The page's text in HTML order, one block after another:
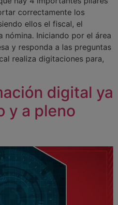
correctamente los
ellos el fiscal, el
nómina. Iniciando por el área
y responda a las preguntas
realiza digitaciones para,
digital ya
y a pleno